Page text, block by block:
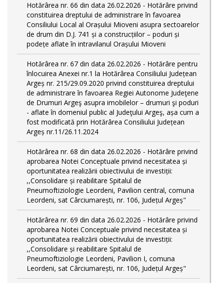
Hotărârea nr. 66 din data 26.02.2026 - Hotărâre privind
constituirea dreptului de administrare în favoarea
Consiliului Local al Orașului Mioveni asupra sectoarelor
de drum din D.J. 741 și a construcțiilor – poduri și
podețe aflate în intravilanul Orașului Mioveni
Hotărârea nr. 67 din data 26.02.2026 - Hotărâre pentru
înlocuirea Anexei nr.1 la Hotărârea Consiliului Județean
Argeș nr. 215/29.09.2020 privind constituirea dreptului
de administrare în favoarea Regiei Autonome Judeţene
de Drumuri Argeş asupra imobilelor – drumuri şi poduri
- aflate în domeniul public al Judeţului Argeş, așa cum a
fost modificată prin Hotărârea Consiliului Județean
Argeș nr.11/26.11.2024
Hotărârea nr. 68 din data 26.02.2026 - Hotărâre privind
aprobarea Notei Conceptuale privind necesitatea și
oportunitatea realizării obiectivului de investiții:
,,Consolidare și reabilitare Spitalul de
Pneumoftiziologie Leordeni, Pavilion central, comuna
Leordeni, sat Cârciumarești, nr. 106, Județul Argeș"
Hotărârea nr. 69 din data 26.02.2026 - Hotărâre privind
aprobarea Notei Conceptuale privind necesitatea și
oportunitatea realizării obiectivului de investiții:
,,Consolidare și reabilitare Spitalul de
Pneumoftiziologie Leordeni, Pavilion I, comuna
Leordeni, sat Cârciumarești, nr. 106, Județul Argeș"